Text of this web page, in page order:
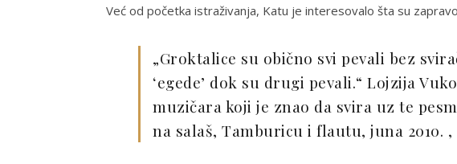
Već od početka istraživanja, Katu je interesovalo šta su
„Groktalice su obično svi pevali bez
‘egede’ dok su drugi pevali.“ Lojzija
muzičara koji je znao da svira uz te
na salaš, Tamburicu i flautu, juna 2010. ,